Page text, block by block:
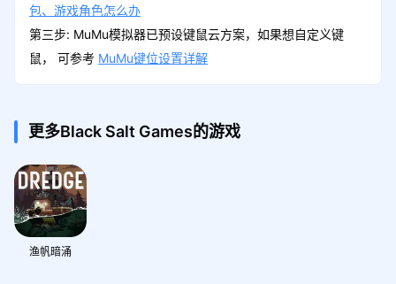
包、游戏角色怎么办
第三步: MuMu模拟器已预设键鼠云方案，如果想自定义键
鼠， 可参考 MuMu键位设置详解
更多Black Salt Games的游戏
渔帆暗涌